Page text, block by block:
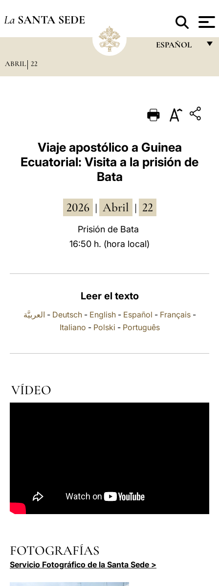
La SANTA SEDE
ESPAÑOL
PORTUGUÊS
ESPAÑOL
DEUTSCH
العربيّة
中文
ABRIL 22
Viaje apostólico a Guinea
Ecuatorial: Visita a la prisión de
Bata
2026 Abril 22
Prisión de Bata
16:50 h. (hora local)
Leer el texto
العربيَّة - Deutsch- English- Español - Français-
Italiano - Polski - Português
VÍDEO
FOTOGRAFÍAS
Servicio Fotográfico de la Santa Sede >